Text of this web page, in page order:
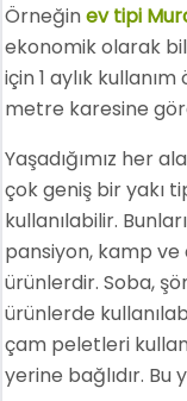
Örneğinev tipi
ekonomik olarak
için 1 aylık
metre karesine
Yaşadığımız her
çok geniş bir yakı
kullanılabilir.
pansiyon, kamp
ürünlerdir. Soba,
ürünlerde
çam peletleri
yerine bağlıdır.